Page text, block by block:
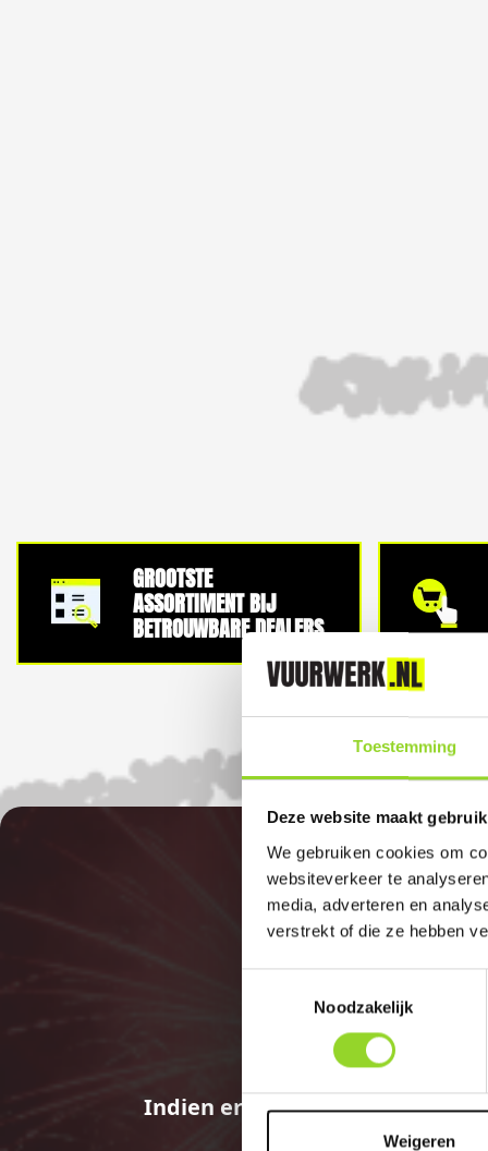
Toestemming
Deze website maakt
We gebruiken cookies om
websiteverkeer te
media, adverteren en
verstrekt of die ze hebben
Noodzakelijk
Weigeren
GROOTSTE
ASSORTIMENT BIJ
BETROUWBARE DEALERS
Indien er in 2026 weer een